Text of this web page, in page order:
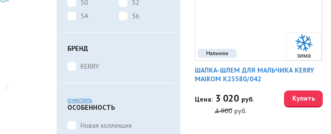
50
52
54
56
БРЕНД
KERRY
очистить
ОСОБЕННОСТЬ
Новая коллекция
Мальчики
ШАПКА-ШЛЕМ ДЛЯ МАЛЬЧИКА KERRY
MAIROM K23580/042
Цена: 3 020 руб.
4 900 руб.
Купить